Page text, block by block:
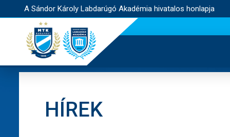
A Sándor Károly Labdarúgó Akadémia hivatalos honlapja
HÍREK